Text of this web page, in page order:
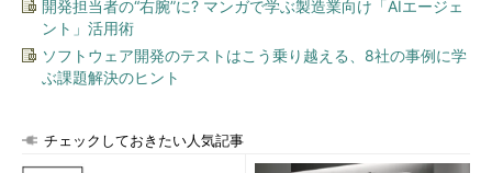
開発担当者の“右腕”に? マンガで学ぶ製造業向け「AIエージェ
ント」活用術
ソフトウェア開発のテストはこう乗り越える、8社の事例に学
ぶ課題解決のヒント
チェックしておきたい人気記事